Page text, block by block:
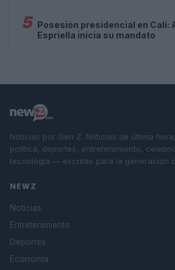
5 Posesión presidencial en Cali:
Espriella inicia su mandato
Noticias por Gen Z. Noticias de última hora,
política, deportes, entretenimiento,
tecnología — escritas para la generación
NEWZ
Noticias
Entretenimiento
Deportes
Economía